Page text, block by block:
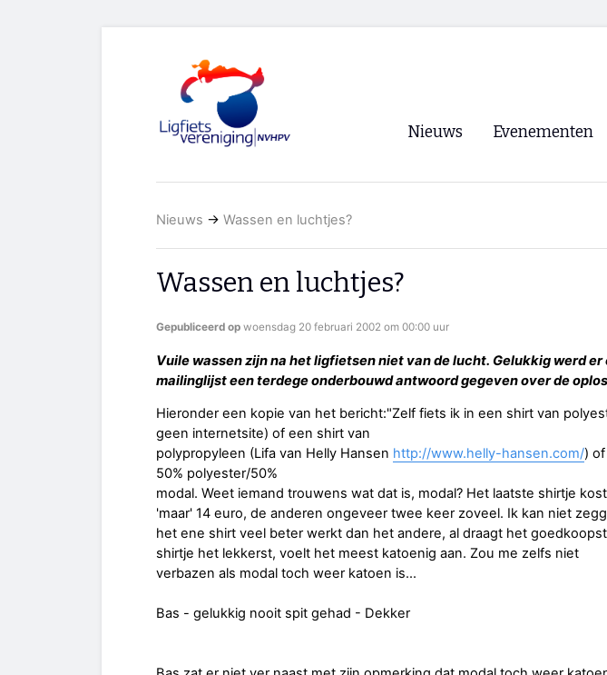
Nieuws Evenementen
WK Ligfietsen
Nieuws → Wassen en luchtjes?
Wassen en luchtjes?
Gepubliceerd op woensdag 20 februari 2002 om 00:00 uur
Vuile wassen zijn na het ligfietsen niet van de lucht. Gelukkig werd er
mailinglijst een terdege onderbouwd antwoord gegeven over de
Hieronder een kopie van het bericht:"Zelf fiets ik in een shirt van
geen internetsite) of een shirt van
polypropyleen (Lifa van Helly Hansen http://www.helly-hansen.com/)
50% polyester/50%
modal. Weet iemand trouwens wat dat is, modal? Het laatste shirtje kost
'maar' 14 euro, de anderen ongeveer twee keer zoveel. Ik kan niet
het ene shirt veel beter werkt dan het andere, al draagt het
shirtje het lekkerst, voelt het meest katoenig aan. Zou me zelfs niet
verbazen als modal toch weer katoen is...
Bas - gelukkig nooit spit gehad - Dekker